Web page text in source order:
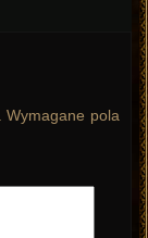
Wymagane pola